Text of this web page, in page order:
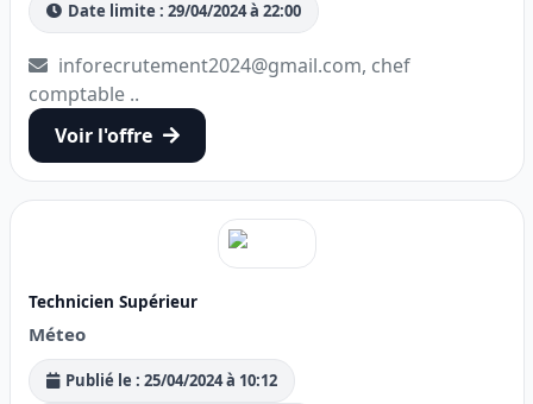
Date limite : 29/04/2024 à 22:00
inforecrutement2024@gmail.com, chef
comptable ..
Voir l'offre
Technicien Supérieur
Méteo
Publié le : 25/04/2024 à 10:12